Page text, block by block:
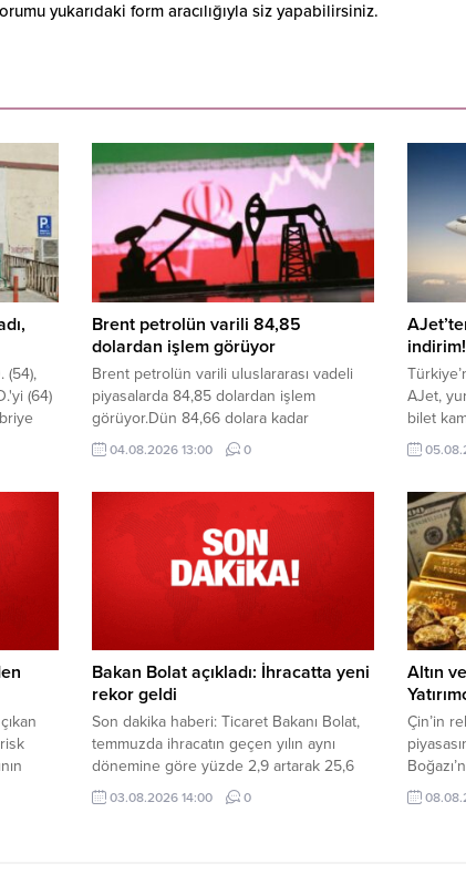
yukarıdaki form aracılığıyla siz yapabilirsiniz.
(54),
(64)
Brent petrolün varili 84,85
dolardan işlem görüyor
Brent petrolün varili uluslararası vadeli
piyasalarda 84,85 dolardan işlem
görüyor.Dün 84,66 dolara kadar
yükselen Brent petrolün ekim vadeli varil
fiyatı, günü 83,77 dolardan tamamladı.
04.08.2026 13:00 0
indirim!
AJet,
bilet
Bakan Bolat açıkladı: İhracatta yeni
rekor geldi
Son dakika haberi: Ticaret Bakanı Bolat,
temmuzda ihracatın geçen yılın aynı
dönemine göre yüzde 2,9 artarak 25,6
milyar dolara ulaştığını ve en yüksek
temmuz ayı ihracatına imza atıldığını
03.08.2026 14:00 0
Altın
Çin’in
birlikte